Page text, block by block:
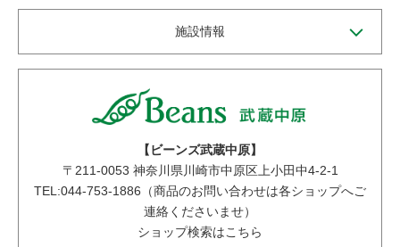
施設情報
【ビーンズ武蔵中原】
〒 211-0053 神奈川県川崎市中原区上小田中4-2-1
TEL:044-753-1886（商品のお問い合わせは各ショップへご
連絡くださいませ）
ショップ検索はこちら